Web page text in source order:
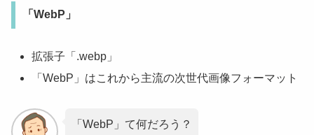
「WebP」
拡張子「.webp」
「WebP」はこれから主流の次世代画像フォーマット
「WebP」て何だろう？